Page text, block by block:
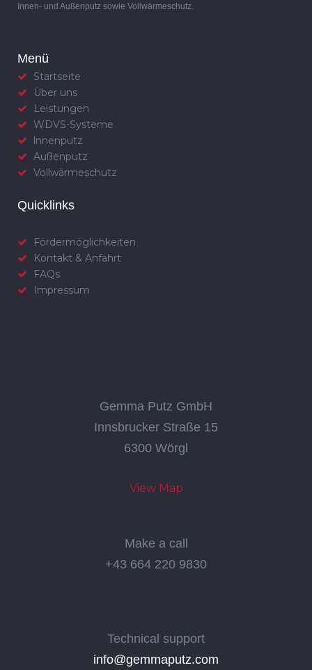
Innen- und Außenputz sowie Vollwärmeschutz.
Menü
Startseite
Über uns
Leistungen
WDVS-Systeme
lnnenputz
Außenputz
Vollwärmeschutz
Quicklinks
Fördermöglichkeiten
Kontakt & Anfahrt
FAQs
Impressum
Gemma Putz GmbH
Innsbrucker Straße 15
6300 Wörgl
View Map
Make a call
+43 664 220 9830
Technical support
info@gemmaputz.com